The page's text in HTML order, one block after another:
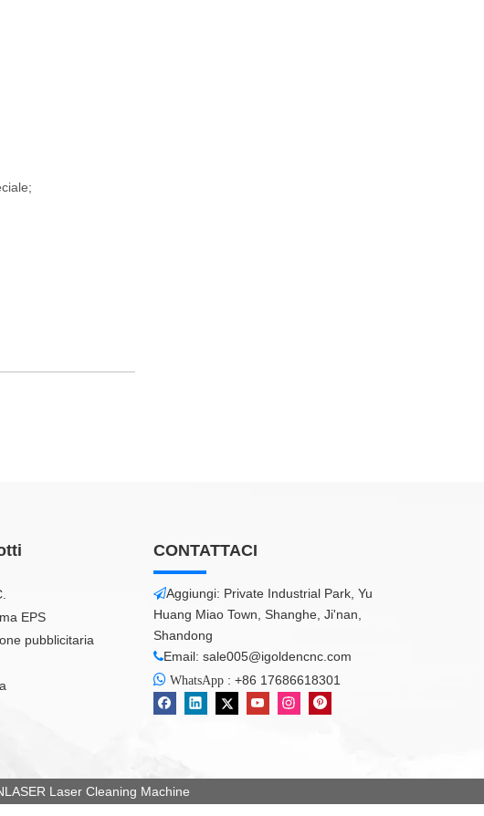
EPS
pubblicitaria
CONTATTACI
Aggiungi: Private Industrial Park, Yu
Huang Miao Town, Shanghe, Ji'nan,
Shandong
Email: sale005@igoldencnc.com
 WhatsApp : +86 17686618301
Laser Cleaning Machine